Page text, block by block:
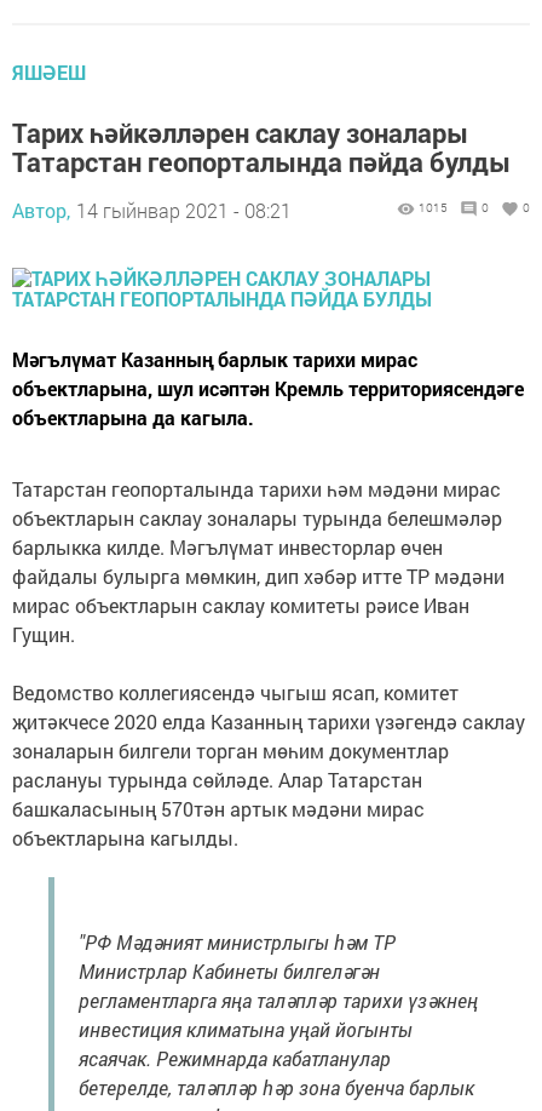
ЯШӘЕШ
Тарих һәйкәлләрен саклау зоналары
Татарстан геопорталында пәйда булды
Автор, 14 гыйнвар 2021 - 08:21 1015 0 0
Мәгълүмат Казанның барлык тарихи мирас
объектларына, шул исәптән Кремль территориясендәге
объектларына да кагыла.
Татарстан геопорталында тарихи һәм мәдәни мирас
объектларын саклау зоналары турында белешмәләр
барлыкка килде. Мәгълүмат инвесторлар өчен
файдалы булырга мөмкин, дип хәбәр итте ТР мәдәни
мирас объектларын саклау комитеты рәисе Иван
Гущин.
Ведомство коллегиясендә чыгыш ясап, комитет
җитәкчесе 2020 елда Казанның тарихи үзәгендә саклау
зоналарын билгели торган мөһим документлар
раслануы турында сөйләде. Алар Татарстан
башкаласының 570тән артык мәдәни мирас
объектларына кагылды.
"РФ Мәдәният министрлыгы һәм ТР
Министрлар Кабинеты билгеләгән
регламентларга яңа таләпләр тарихи үзәкнең
инвестиция климатына уңай йогынты
ясаячак. Режимнарда кабатланулар
бетерелде, таләпләр һәр зона буенча барлык